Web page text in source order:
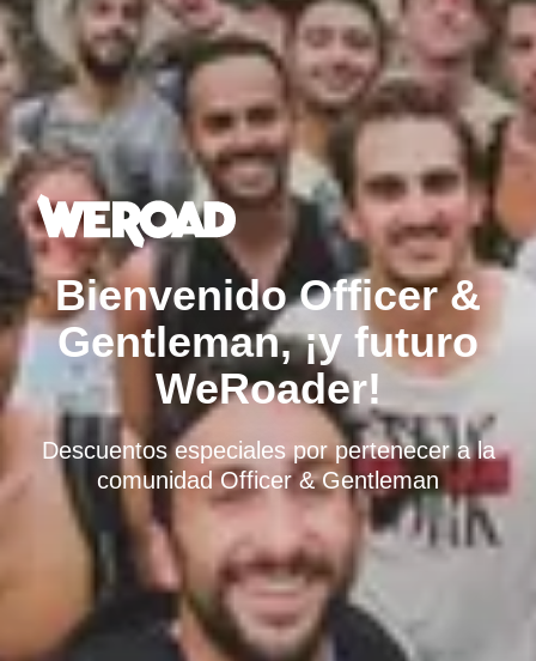
Bienvenido Officer &
Gentleman, ¡y futuro
WeRoader!
Descuentos especiales por pertenecer a la
comunidad Officer & Gentleman